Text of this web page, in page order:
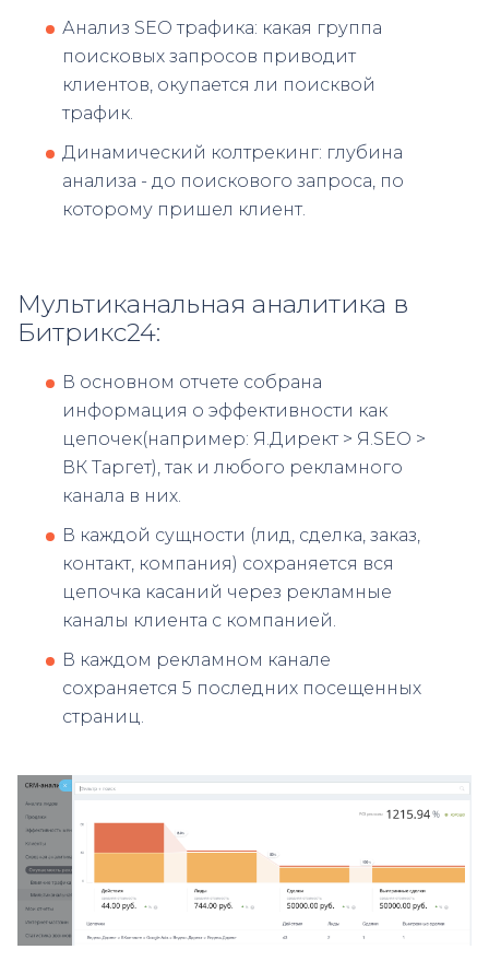
Анализ SEO трафика: какая группа
поисковых запросов приводит
клиентов, окупается ли поисквой
трафик.
Динамический колтрекинг: глубина
анализа - до поискового запроса, по
которому пришел клиент.
Мультиканальная аналитика в
Битрикс24:
В основном отчете собрана
информация о эффективности как
цепочек(например: Я.Директ > Я.SEO >
ВК Таргет), так и любого рекламного
канала в них.
В каждой сущности (лид, сделка, заказ,
контакт, компания) сохраняется вся
цепочка касаний через рекламные
каналы клиента с компанией.
В каждом рекламном канале
сохраняется 5 последних посещенных
страниц.